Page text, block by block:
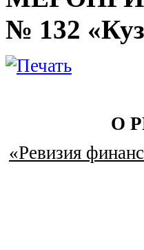
№ 132
О
«Ревизия